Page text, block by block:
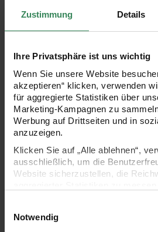
Zustimmung Details
Ihre Privatsphäre ist uns wichtig
Wenn Sie unsere Website
akzeptieren“ klicken, verwenden
für aggregierte Statistiken über
Marketing-Kampagnen zu
Werbung auf Drittseiten und in
anzuzeigen.
Klicken Sie auf „Alle ablehnen“,
ausschließlich, um die
Website sicherzustellen, die
Ihre Einwilligung ist freiwillig und
Link „Cookie-Einstellungen“ im
Notwendig
Step 3
Die Ränder der Pappe knicken und
ausschneiden.